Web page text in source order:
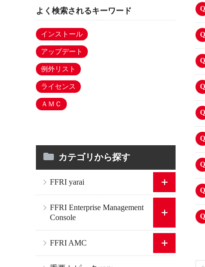
よく検索されるキーワード
インストール
アップデート
例外リスト
ライセンス
ＡＭＣ
カテゴリから探す
FFRI yarai
FFRI Enterprise Management
Console
FFRI AMC